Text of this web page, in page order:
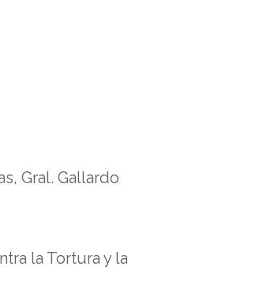
Gral. Gallardo
la Tortura y la